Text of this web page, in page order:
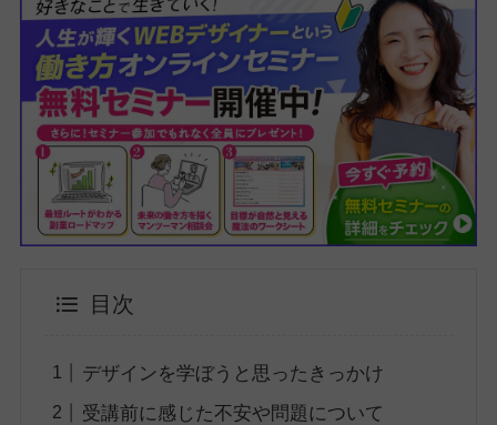
目次
デザインを学ぼうと思ったきっかけ
受講前に感じた不安や問題について